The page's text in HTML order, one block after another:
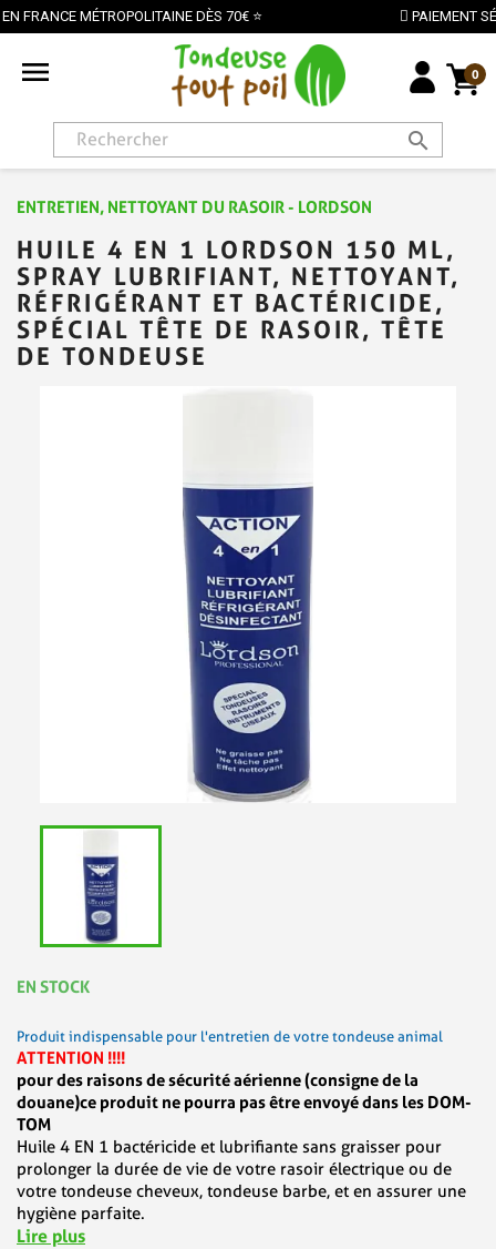
DÈS 70€ ⭐ PAIEMENT SÉCURISÉ PAR CARTE
 0
search
ENTRETIEN, NETTOYANT DU RASOIR - LORDSON
HUILE 4 EN 1 LORDSON 150 ML,
SPRAY LUBRIFIANT, NETTOYANT,
RÉFRIGÉRANT ET BACTÉRICIDE,
SPÉCIAL TÊTE DE RASOIR, TÊTE
DE TONDEUSE
EN STOCK
Produit indispensable pour l'entretien de votre tondeuse animal
ATTENTION !!!!
pour des raisons de sécurité aérienne (consigne de la
douane)ce produit ne pourra pas être envoyé dans les DOM-
TOM
Huile 4 EN 1 bactéricide et lubrifiante sans graisser pour
prolonger la durée de vie de votre rasoir électrique ou de
votre tondeuse cheveux, tondeuse barbe, et en assurer une
hygiène parfaite.
Lire plus